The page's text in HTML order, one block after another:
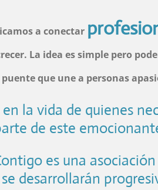
a conectar
La idea es simple pero
que une a personas
la vida de quienes
de este
es una
desarrollarán